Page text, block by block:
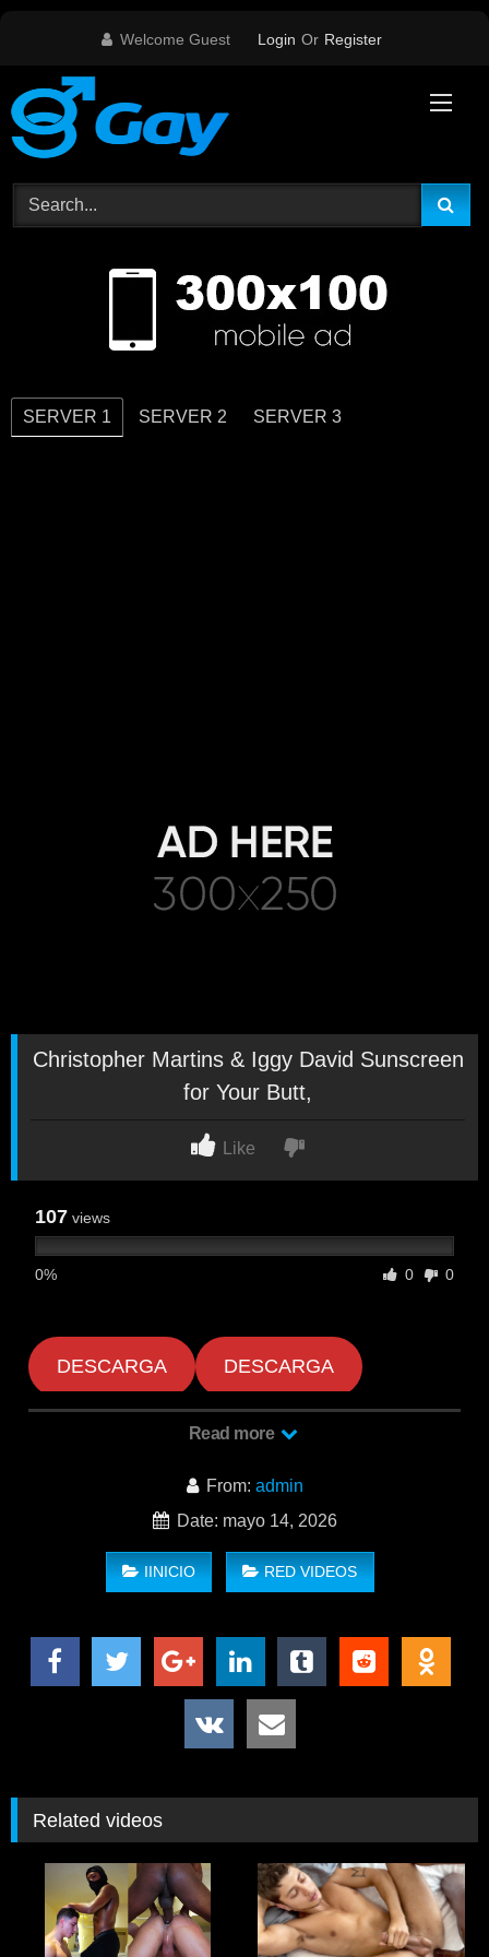
Welcome Guest Login Or Register
SERVER 1 SERVER 2 SERVER 3
Christopher Martins & Iggy David Sunscreen
for Your Butt,
Like
107 views
0% 0 0
DESCARGA DESCARGA
Cuando Iggy ve al hermoso twink Christopher tomando el sol
completamente desnudo junto a la piscina, no pierde tiempo
en presentarse. Aunque no hablan el mismo idioma, Iggy
que Christopher todavía es un poco tímido con los hombres,
inocente rápidamente se convierte en una tensión imposible
de ignorar en Christopher Martins & Iggy David Sunscreen for
Your Butt.
Read more
From: admin
Date: mayo 14, 2026
IINICIO RED VIDEOS
Related videos